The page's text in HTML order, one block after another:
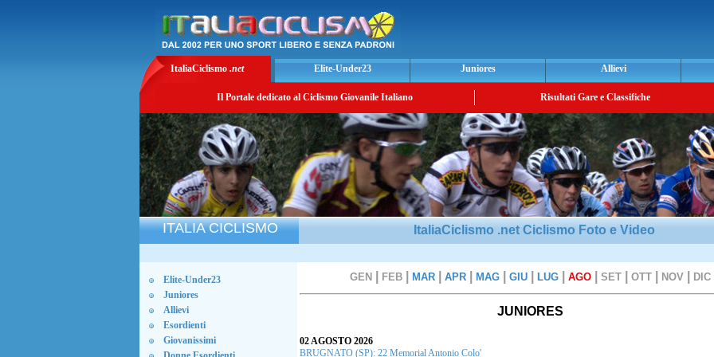
ItaliaCiclismo .net Elite-Under23 Juniores Allievi
Il Portale dedicato al Ciclismo Giovanile Italiano Risultati Gare e Classifiche
ITALIA CICLISMO ItaliaCiclismo .net Ciclismo Foto e Video
Elite-Under23
Juniores
Allievi
Esordienti
Giovanissimi
GEN FEB MAR APR MAG GIU LUG AGO SET OTT NOV DIC
JUNIORES
02 AGOSTO 2026
BRUGNATO (SP): 22 Memorial Antonio Colo'